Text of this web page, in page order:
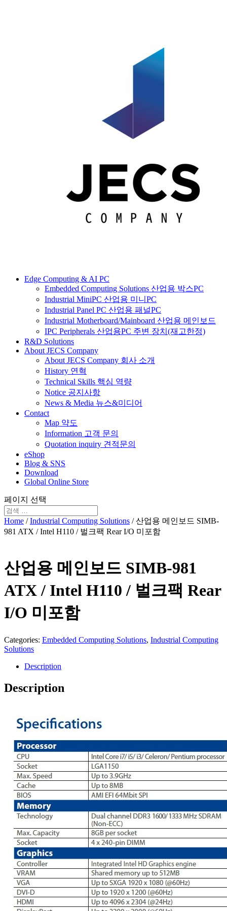
Edge Computing & AI PC
Embedded Computing Solutions 산업용 박스PC
Industrial MiniPC 산업용 미니PC
Industrial Panel PC 산업용 패널PC
Industrial Motherboard/Mainboard 산업용 메인보드
IPC Peripherals 산업용PC 주변 장치(재고한정)
R&D Solutions
About JECS Company
About JECS Company 회사 소개
History 연혁
Technical Skills 핵심 역량
Notice 공지사항
News & Media 뉴스&미디어
Contact
Map 약도
Information 고객 문의
Quotation inquiry 견적문의
eShop
Blog & SNS
Download
Global Online Store
페이지 선택
Home /Industrial Computing Solutions / 산업용 메인보드 SIMB-
981 ATX / Intel H110 / 벌크팩 Rear I/O 미포함
산업용 메인보드 SIMB-981
ATX / Intel H110 / 벌크팩 Rear
I/O 미포함
Categories: Embedded Computing Solutions, Industrial Computing
Solutions
Description
Description